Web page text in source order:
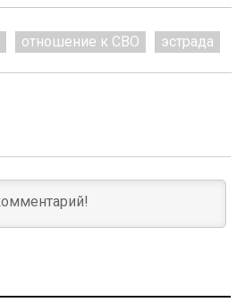
отношение к СВО эстрада